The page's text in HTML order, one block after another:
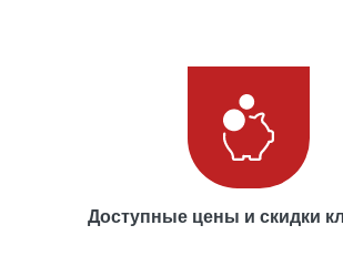
Доступные цены и скидки